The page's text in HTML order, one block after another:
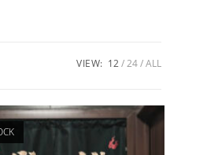
VIEW: 12 24 ALL